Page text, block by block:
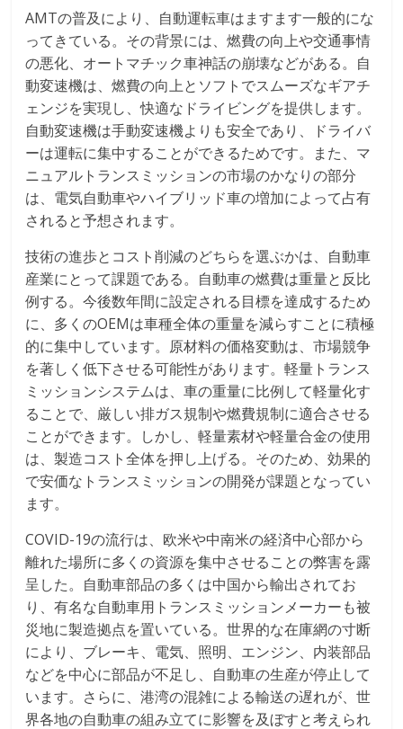
AMTの普及により、自動運転車はますます一般的にな
ってきている。その背景には、燃費の向上や交通事情
の悪化、オートマチック車神話の崩壊などがある。自
動変速機は、燃費の向上とソフトでスムーズなギアチ
ェンジを実現し、快適なドライビングを提供します。
自動変速機は手動変速機よりも安全であり、ドライバ
ーは運転に集中することができるためです。また、マ
ニュアルトランスミッションの市場のかなりの部分
は、電気自動車やハイブリッド車の増加によって占有
されると予想されます。
技術の進歩とコスト削減のどちらを選ぶかは、自動車
産業にとって課題である。自動車の燃費は重量と反比
例する。今後数年間に設定される目標を達成するため
に、多くのOEMは車種全体の重量を減らすことに積極
的に集中しています。原材料の価格変動は、市場競争
を著しく低下させる可能性があります。軽量トランス
ミッションシステムは、車の重量に比例して軽量化す
ることで、厳しい排ガス規制や燃費規制に適合させる
ことができます。しかし、軽量素材や軽量合金の使用
は、製造コスト全体を押し上げる。そのため、効果的
で安価なトランスミッションの開発が課題となってい
ます。
COVID-19の流行は、欧米や中南米の経済中心部から
離れた場所に多くの資源を集中させることの弊害を露
呈した。自動車部品の多くは中国から輸出されてお
り、有名な自動車用トランスミッションメーカーも被
災地に製造拠点を置いている。世界的な在庫網の寸断
により、ブレーキ、電気、照明、エンジン、内装部品
などを中心に部品が不足し、自動車の生産が停止して
います。さらに、港湾の混雑による輸送の遅れが、世
界各地の自動車の組み立てに影響を及ぼすと考えられ